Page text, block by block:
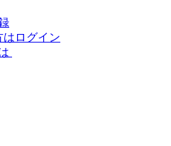
はログイン